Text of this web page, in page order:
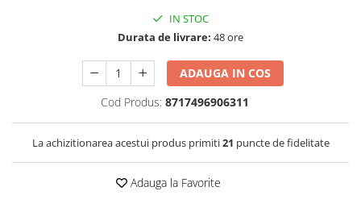
IN STOC
Durata de livrare: 48 ore
ADAUGA IN COS
Cod Produs: 8717496906311
La achizitionarea acestui produs primiti21 puncte de fidelitate
Adauga la Favorite